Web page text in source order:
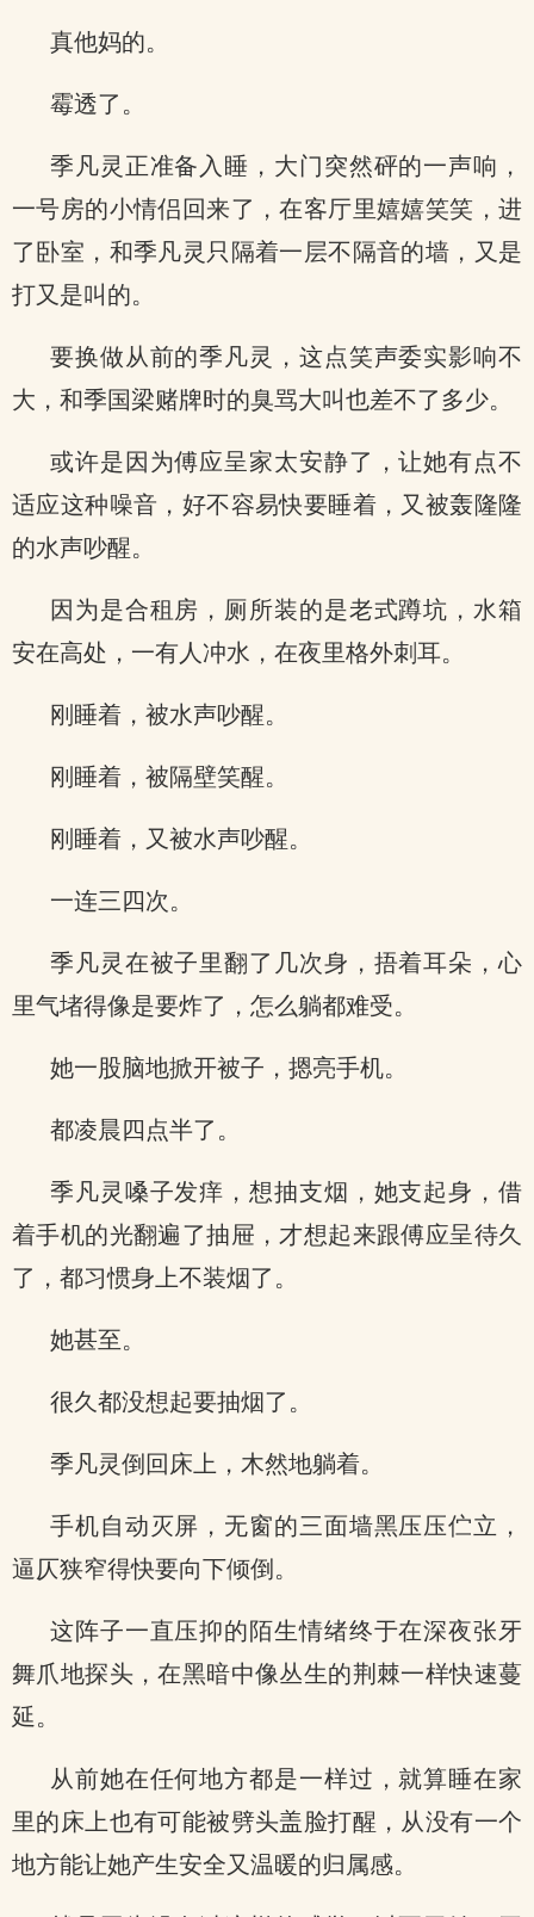
真他妈的。
霉透了。
季凡灵正准备入睡，大门突然砰的一声响，
一号房的小情侣回来了，在客厅里嬉嬉笑笑，进
了卧室，和季凡灵只隔着一层不隔音的墙，又是
打又是叫的。
要换做从前的季凡灵，这点笑声委实影响不
大，和季国梁赌牌时的臭骂大叫也差不了多少。
或许是因为傅应呈家太安静了，让她有点不
适应这种噪音，好不容易快要睡着，又被轰隆隆
的水声吵醒。
因为是合租房，厕所装的是老式蹲坑，水箱
安在高处，一有人冲水，在夜里格外刺耳。
刚睡着，被水声吵醒。
刚睡着，被隔壁笑醒。
刚睡着，又被水声吵醒。
一连三四次。
季凡灵在被子里翻了几次身，捂着耳朵，心
里气堵得像是要炸了，怎么躺都难受。
她一股脑地掀开被子，摁亮手机。
都凌晨四点半了。
季凡灵嗓子发痒，想抽支烟，她支起身，借
着手机的光翻遍了抽屉，才想起来跟傅应呈待久
了，都习惯身上不装烟了。
她甚至。
很久都没想起要抽烟了。
季凡灵倒回床上，木然地躺着。
手机自动灭屏，无窗的三面墙黑压压伫立，
逼仄狭窄得快要向下倾倒。
这阵子一直压抑的陌生情绪终于在深夜张牙
舞爪地探头，在黑暗中像丛生的荆棘一样快速蔓
延。
从前她在任何地方都是一样过，就算睡在家
里的床上也有可能被劈头盖脸打醒，从没有一个
地方能让她产生安全又温暖的归属感。